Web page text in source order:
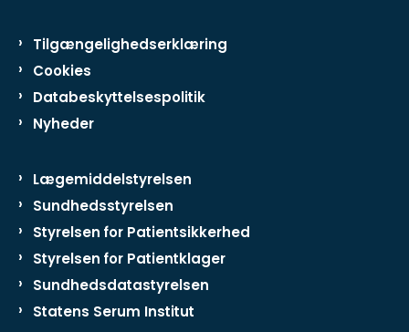
Tilgængelighedserklæring
Cookies
Databeskyttelsespolitik
Nyheder
Lægemiddelstyrelsen
Sundhedsstyrelsen
Styrelsen for Patientsikkerhed
Styrelsen for Patientklager
Sundhedsdatastyrelsen
Statens Serum Institut